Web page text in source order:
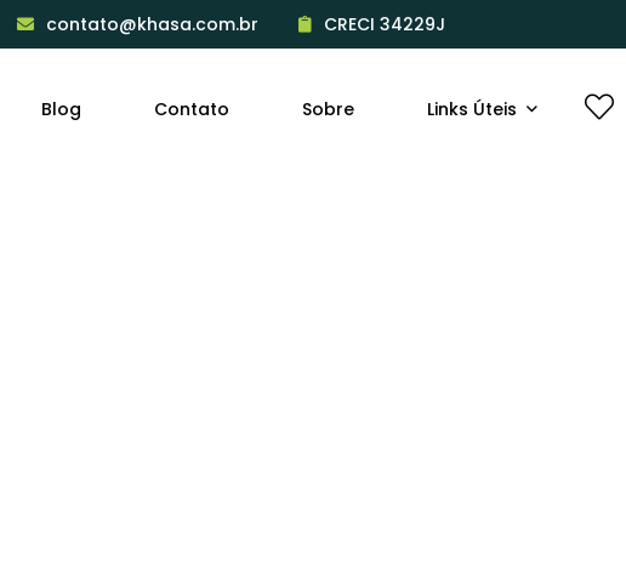
contato@khasa.com.br CRECI 34229J
Blog Contato Sobre Links Úteis